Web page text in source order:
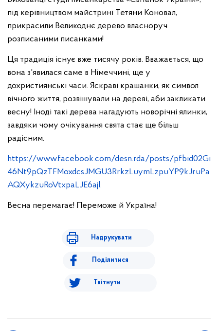
під керівництвом майстрині Тетяни Коновал,
прикрасили Великоднє дерево власноруч
розписаними писанками!
Ця традиція існує вже тисячу років. Вважається, що
вона з'явилася саме в Німеччині, ще у
дохристиянські часи. Яскраві крашанки, як символ
вічного життя, розвішували на дереві, аби закликати
весну! Іноді такі дерева нагадують новорічні ялинки,
завдяки чому очікування свята стає ще більш
радісним.
https://www.facebook.com/desn.rda/posts/pfbid02Gi
46Nt9pQzTFMoxdcsJMGU3RrkzLuymLzpuYP9kJruPa
AQXykzuRoVtxpaLJE6ajl
Весна перемагає! Переможе й Україна!
Надрукувати
Поділитися
Твітнути